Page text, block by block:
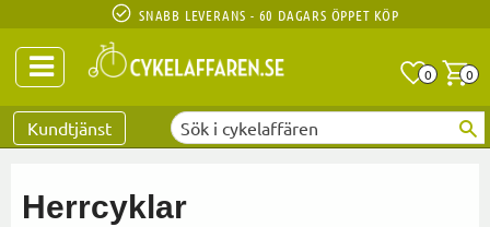
SNABB LEVERANS - 60 DAGARS ÖPPET KÖP
0 0
Kundtjänst
Herrcyklar